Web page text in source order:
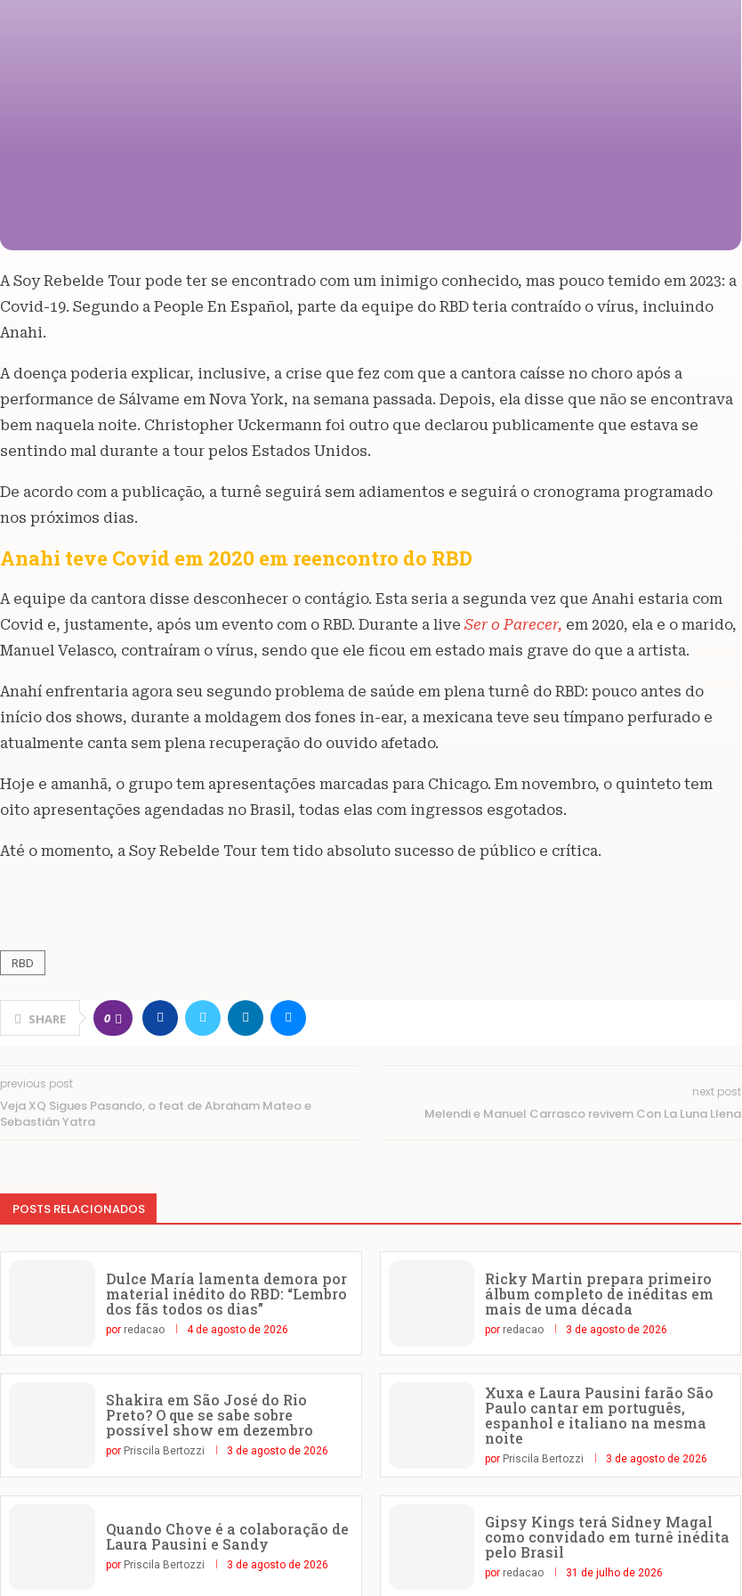
A Soy Rebelde Tour pode ter se encontrado com um inimigo conhecido, mas pouco temido em 2023: a
Covid-19. Segundo a People En Español, parte da equipe do RBD teria contraído o vírus, incluindo
Anahi.
A doença poderia explicar, inclusive, a crise que fez com que a cantora caísse no choro após a
performance de Sálvame em Nova York, na semana passada. Depois, ela disse que não se encontrava
bem naquela noite. Christopher Uckermann foi outro que declarou publicamente que estava se
sentindo mal durante a tour pelos Estados Unidos.
De acordo com a publicação, a turnê seguirá sem adiamentos e seguirá o cronograma programado
nos próximos dias.
Anahi teve Covid em 2020 em reencontro do RBD
A equipe da cantora disse desconhecer o contágio. Esta seria a segunda vez que Anahi estaria com
Covid e, justamente, após um evento com o RBD. Durante a live Ser o Parecer, em 2020, ela e o marido,
Manuel Velasco, contraíram o vírus, sendo que ele ficou em estado mais grave do que a artista.
Anahí enfrentaria agora seu segundo problema de saúde em plena turnê do RBD: pouco antes do
início dos shows, durante a moldagem dos fones in-ear, a mexicana teve seu tímpano perfurado e
atualmente canta sem plena recuperação do ouvido afetado.
Hoje e amanhã, o grupo tem apresentações marcadas para Chicago. Em novembro, o quinteto tem
oito apresentações agendadas no Brasil, todas elas com ingressos esgotados.
Até o momento, a Soy Rebelde Tour tem tido absoluto sucesso de público e crítica.
RBD
SHARE 0
previous post
Veja XQ Sigues Pasando, o feat de Abraham Mateo e
Sebastián Yatra
next post
Melendi e Manuel Carrasco revivem Con La Luna Llena
POSTS RELACIONADOS
Dulce María lamenta demora por
material inédito do RBD: “Lembro
dos fãs todos os dias”
por redacao 4 de agosto de 2026
Ricky Martin prepara primeiro
álbum completo de inéditas em
mais de uma década
por redacao 3 de agosto de 2026
Shakira em São José do Rio
Preto? O que se sabe sobre
possível show em dezembro
por Priscila Bertozzi 3 de agosto de 2026
Xuxa e Laura Pausini farão São
Paulo cantar em português,
espanhol e italiano na mesma
noite
por Priscila Bertozzi 3 de agosto de 2026
Quando Chove é a colaboração de
Laura Pausini e Sandy
por Priscila Bertozzi 3 de agosto de 2026
Gipsy Kings terá Sidney Magal
como convidado em turnê inédita
pelo Brasil
por redacao 31 de julho de 2026